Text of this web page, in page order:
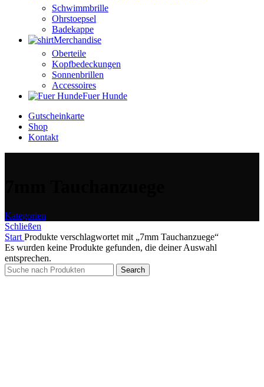
Schwimmbrille
Ohrstoepsel
Badekappe
Merchandise
Oberteile
Kopfbedeckungen
Sonnenbrillen
Accessoires
Fuer Hunde
Gutscheinkarte
Shop
Kontakt
Kategorien
Schließen
Start Produkte verschlagwortet mit „7mm Tauchanzuege“
Es wurden keine Produkte gefunden, die deiner Auswahl
entsprechen.
Search